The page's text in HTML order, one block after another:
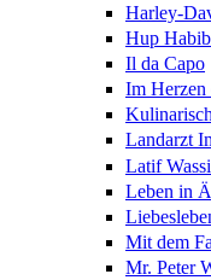
Harley-
Hup
Il da Capo
Im Herzen
Landarzt
Latif
Leben in
Mit dem
Mr. Peter